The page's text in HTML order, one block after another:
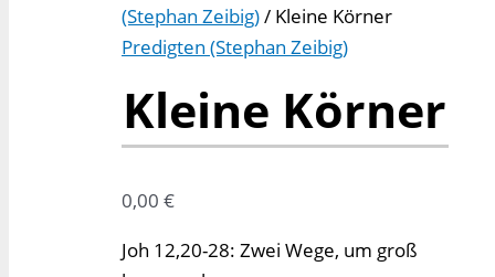
(Stephan Zeibig)/ Kleine Körner
Predigten (Stephan Zeibig)
Kleine Körner
0,00 €
Joh 12,20-28: Zwei Wege, um groß